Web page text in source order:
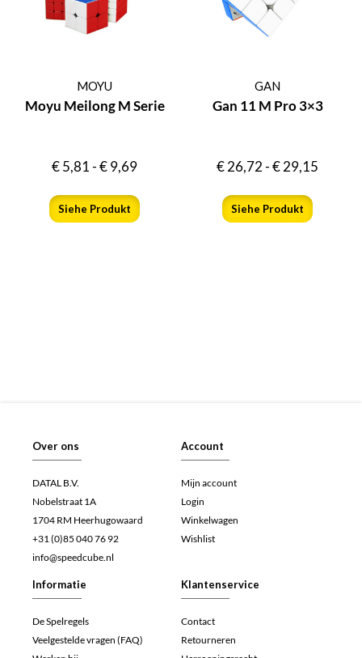
MOYU
Moyu Meilong M Serie
€5,81-€9,69
Siehe Produkt
GAN
Gan 11 M Pro 3×3
€26,72-€29,15
Siehe Produkt
Over ons
DATAL B.V.
Nobelstraat 1A
1704 RM Heerhugowaard
+31 (0)85 040 76 92
info@speedcube.nl
Account
Mijn account
Login
Winkelwagen
Wishlist
Informatie
De Spelregels
Veelgestelde vragen (FAQ)
Klantenservice
Contact
Retourneren